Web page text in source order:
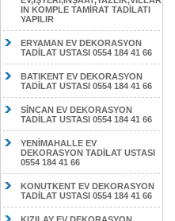
IN KOMPLE TAMİRAT TADİLATI
YAPILIR
ERYAMAN EV DEKORASYON
TADİLAT USTASI 0554 184 41 66
BATIKENT EV DEKORASYON
TADİLAT USTASI 0554 184 41 66
SİNCAN EV DEKORASYON
TADİLAT USTASI 0554 184 41 66
YENİMAHALLE EV
DEKORASYON TADİLAT USTASI
0554 184 41 66
KONUTKENT EV DEKORASYON
TADİLAT USTASI 0554 184 41 66